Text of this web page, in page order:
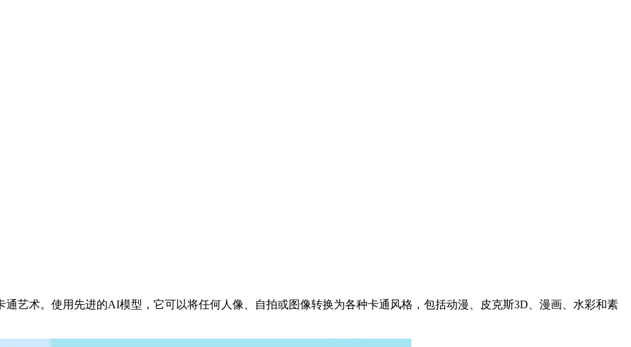
艺术。使用先进的AI模型，它可以将任何人像、自拍或图像转换为各种卡通风格，包括动漫、皮克斯3D、漫画、水彩和素